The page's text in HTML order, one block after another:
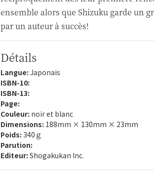
ensemble alors que Shizuku garde un
par un auteur à succès!
Détails
Langue: Japonais
ISBN-10:
ISBN-13:
Page:
Couleur: noir et blanc
Dimensions: 188mm × 130mm × 23mm
Poids: 340ｇ
Parution:
Editeur: Shogakukan Inc.